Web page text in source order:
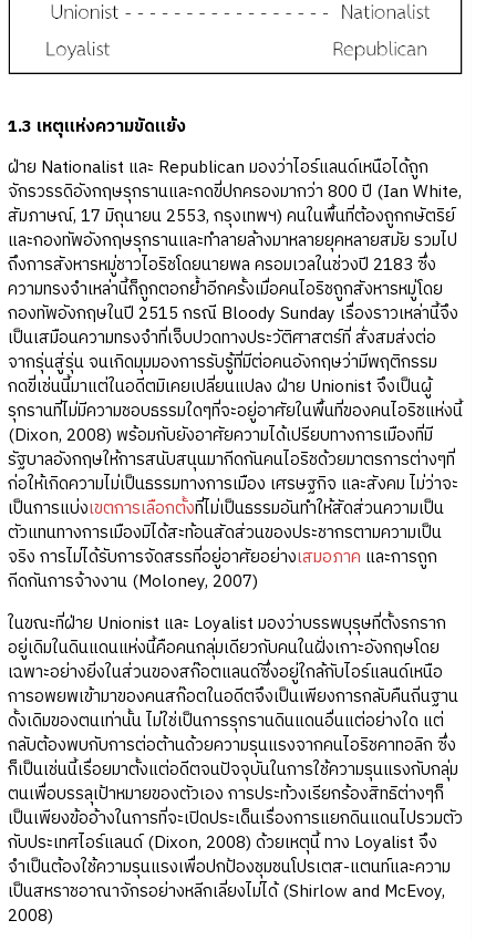
1.3 เหตุแห่งความขัดแย้ง
ฝ่าย Nationalist และ Republican มองว่าไอร์แลนด์เหนือได้ถูก
จักรวรรดิอังกฤษรุกรานและกดขี่ปกครองมากว่า 800 ปี (Ian White,
สัมภาษณ์, 17 มิถุนายน 2553, กรุงเทพฯ) คนในพื้นที่ต้องถูกกษัตริย์
และกองทัพอังกฤษรุกรานและทำลายล้างมาหลายยุคหลายสมัย รวมไป
ถึงการสังหารหมู่ชาวไอริชโดยนายพล ครอมเวลในช่วงปี 2183 ซึ่ง
ความทรงจำเหล่านี้ก็ถูกตอกย้ำอีกครั้งเมื่อคนไอริชถูกสังหารหมู่โดย
กองทัพอังกฤษในปี 2515 กรณี Bloody Sunday เรื่องราวเหล่านี้จึง
เป็นเสมือนความทรงจำที่เจ็บปวดทางประวัติศาสตร์ที่ สั่งสมส่งต่อ
จากรุ่นสู่รุ่น จนเกิดมุมมองการรับรู้ที่มีต่อคนอังกฤษว่ามีพฤติกรรม
กดขี่เช่นนี้มาแต่ในอดีตมิเคยเปลี่ยนแปลง ฝ่าย Unionist จึงเป็นผู้
รุกรานที่ไม่มีความชอบธรรมใดๆที่จะอยู่อาศัยในพื้นที่ของคนไอริชแห่งนี้
(Dixon, 2008) พร้อมกับยังอาศัยความได้เปรียบทางการเมืองที่มี
รัฐบาลอังกฤษให้การสนับสนุนมากีดกันคนไอริชด้วยมาตรการต่างๆที่
ก่อให้เกิดความไม่เป็นธรรมทางการเมือง เศรษฐกิจ และสังคม ไม่ว่าจะ
เป็นการแบ่งเขตการเลือกตั้งที่ไม่เป็นธรรมอันทำให้สัดส่วนความเป็น
ตัวแทนทางการเมืองมิได้สะท้อนสัดส่วนของประชากรตามความเป็น
จริง การไม่ได้รับการจัดสรรที่อยู่อาศัยอย่างเสมอภาค และการถูก
กีดกันการจ้างงาน (Moloney, 2007)
ในขณะที่ฝ่าย Unionist และ Loyalist มองว่าบรรพบุรุษที่ตั้งรกราก
อยู่เดิมในดินแดนแห่งนี้คือคนกลุ่มเดียวกับคนในฝั่งเกาะอังกฤษโดย
เฉพาะอย่างยิ่งในส่วนของสก๊อตแลนด์ซึ่งอยู่ใกล้กับไอร์แลนด์เหนือ
การอพยพเข้ามาของคนสก๊อตในอดีตจึงเป็นเพียงการกลับคืนถิ่นฐาน
ดั้งเดิมของตนเท่านั้น ไม่ใช่เป็นการรุกรานดินแดนอื่นแต่อย่างใด แต่
กลับต้องพบกับการต่อต้านด้วยความรุนแรงจากคนไอริชคาทอลิก ซึ่ง
ก็เป็นเช่นนี้เรื่อยมาตั้งแต่อดีตจนปัจจุบันในการใช้ความรุนแรงกับกลุ่ม
ตนเพื่อบรรลุเป้าหมายของตัวเอง การประท้วงเรียกร้องสิทธิต่างๆก็
เป็นเพียงข้ออ้างในการที่จะเปิดประเด็นเรื่องการแยกดินแดนไปรวมตัว
กับประเทศไอร์แลนด์ (Dixon, 2008) ด้วยเหตุนี้ ทาง Loyalist จึง
จำเป็นต้องใช้ความรุนแรงเพื่อปกป้องชุมชนโปรเตส-แตนท์และความ
เป็นสหราชอาณาจักรอย่างหลีกเลี่ยงไม่ได้ (Shirlow and McEvoy,
2008)